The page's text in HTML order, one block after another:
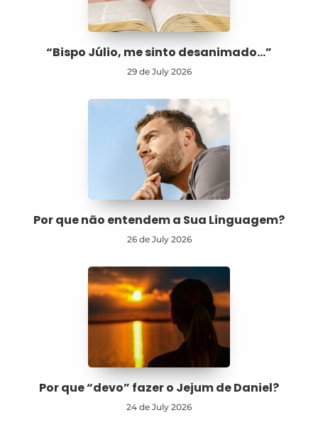
“Bispo Júlio, me sinto desanimado…”
29 de July 2026
Por que não entendem a Sua Linguagem?
26 de July 2026
Por que “devo” fazer o Jejum de Daniel?
24 de July 2026